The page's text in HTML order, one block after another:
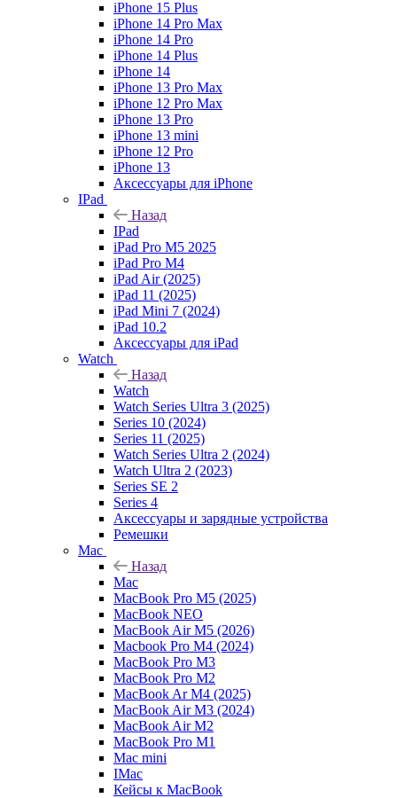
iPhone 15 Plus
iPhone 14 Pro Max
iPhone 14 Pro
iPhone 14 Plus
iPhone 14
iPhone 13 Pro Max
iPhone 12 Pro Max
iPhone 13 Pro
iPhone 13 mini
iPhone 12 Pro
iPhone 13
Аксессуары для iPhone
IPad
Назад
IPad
iPad Pro M5 2025
iPad Pro M4
iPad Air (2025)
iPad 11 (2025)
iPad Mini 7 (2024)
iPad 10.2
Аксессуары для iPad
Watch
Назад
Watch
Watch Series Ultra 3 (2025)
Series 10 (2024)
Series 11 (2025)
Watch Series Ultra 2 (2024)
Watch Ultra 2 (2023)
Series SE 2
Series 4
Аксессуары и зарядные устройства
Ремешки
Mac
Назад
Mac
MacBook Pro M5 (2025)
MacBook NEO
MacBook Air M5 (2026)
Macbook Pro M4 (2024)
MacBook Pro M3
MacBook Pro M2
MacBook Ar M4 (2025)
MacBook Air M3 (2024)
MacBook Air M2
MacBook Pro M1
Mac mini
IMac
Кейсы к MacBook